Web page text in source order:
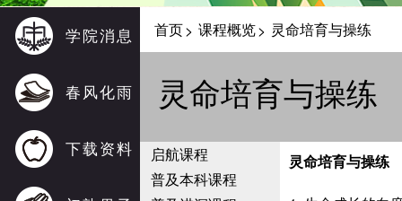
学院消息
春风化雨
下载资料
首页> 课程概览> 灵命培育与操练
灵命培育与操练
启航课程
普及本科课程
灵命培育与操练